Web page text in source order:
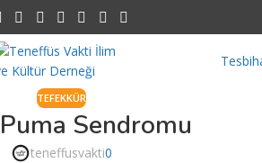
TEFEKKÜR
Sendromu
teneffusvakti0